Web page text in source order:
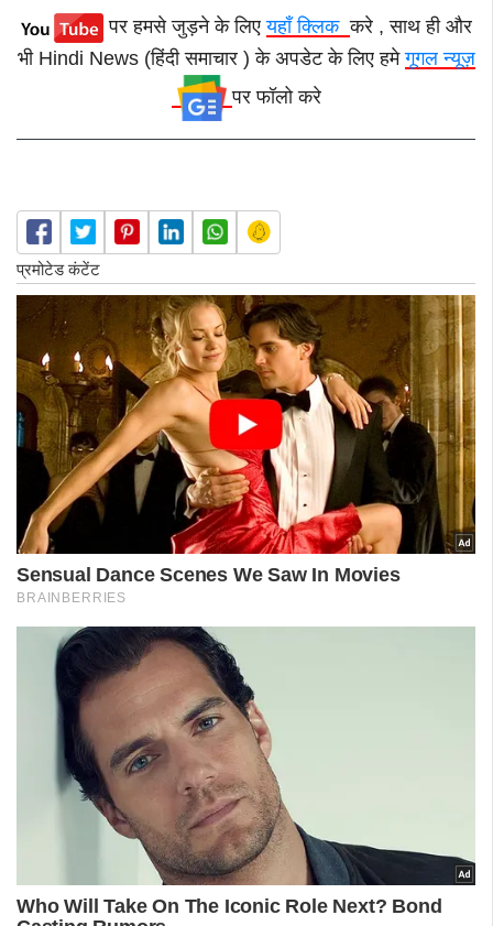
पर हमसे जुड़ने के लिएयहाँ क्लिककरे , साथ ही और
भी Hindi News (हिंदी समाचार ) के अपडेट के लिए हमेगूगल न्यूज़
पर फॉलो करे